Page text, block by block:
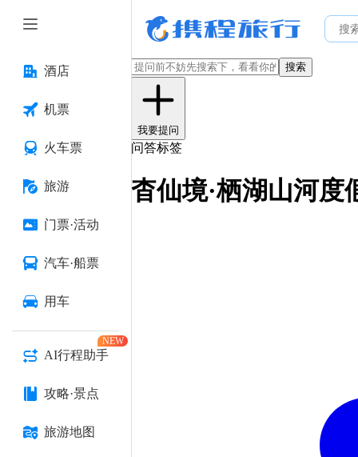
酒店
机票
火车票
旅游
门票·活动
汽车·船票
用车
AI行程助手
NEW
攻略·景点
旅游地图
搜索
我要提问
问答标签
杳仙境·栖湖山河